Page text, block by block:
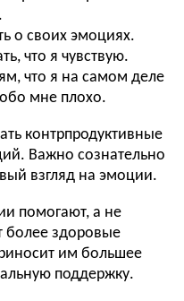
о своих эмоциях.
что я чувствую.
что я на самом деле
мне плохо.
контрпродуктивные
Важно сознательно
взгляд на эмоции.
помогают, а не
более здоровые
им большее
поддержку.